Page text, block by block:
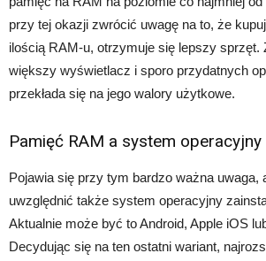
przy tej okazji zwrócić uwagę na to, że
ilością RAM-u, otrzymuje się lepszy sprzęt.
większy wyświetlacz i sporo przydatnych
przekłada się na jego walory użytkowe.
Pamięć RAM a system operacyjny
Pojawia się przy tym bardzo ważna uwaga,
uwzględnić także system operacyjny
Aktualnie może być to Android, Apple iOS
Decydując się na ten ostatni wariant,